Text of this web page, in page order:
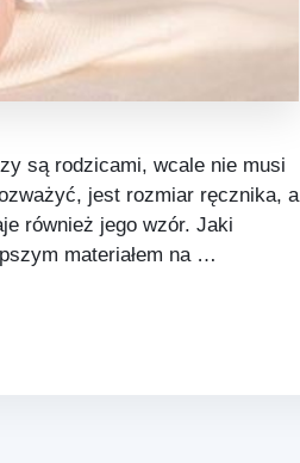
są rodzicami, wcale nie musi
jest rozmiar ręcznika, a
również jego wzór. Jaki
materiałem na …